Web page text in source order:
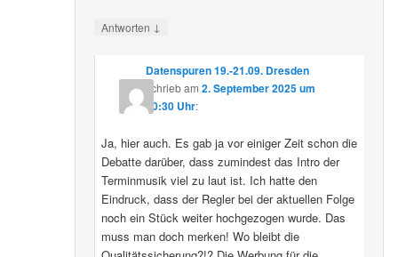
Antworten ↓
Datenspuren 19.-21.09. Dresden
schriebam 2. September 2025 um
10:30 Uhr:
Ja, hier auch. Es gab ja vor einiger Zeit schon die
Debatte darüber, dass zumindest das Intro der
Terminmusik viel zu laut ist. Ich hatte den
Eindruck, dass der Regler bei der aktuellen Folge
noch ein Stück weiter hochgezogen wurde. Das
muss man doch merken! Wo bleibt die